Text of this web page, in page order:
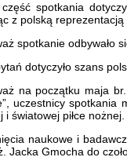
spotkania
z polską
spotkanie odbywało
dotyczyło szans
na początku maja
uczestnicy spotkania
i światowej piłce nożnej.
naukowe i
Jacka Gmocha do